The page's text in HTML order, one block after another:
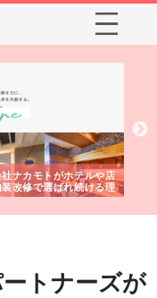
社ナカモトがホテルや店
装改修で選ばれ続ける理
トナーズが